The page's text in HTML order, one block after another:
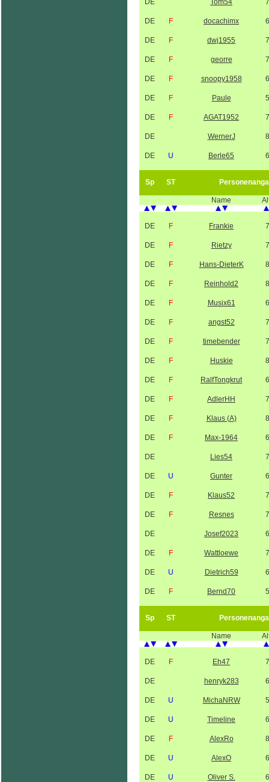
DE Tom54
DE F docachimx
DE F dwj1955
DE F georre
DE F snoopy1958
DE F Paule
DE F AGAT1952
DE WernerJ
DE U Berle65
Sp ST
Name
DE F Frankie
DE F Rietzy
DE F Hans-DieterK
DE F Reinhold2
DE F Musix61
DE F angst52
DE F timebender
DE F Huskie
DE F RalfTongkrut
DE F AdlerHH
DE F Klaus (A)
DE F Max-1964
DE Lies54
DE U Gunter
DE F Klaus52
DE F Resnes
DE Josef2023
DE F Wattloewe
DE U Dietrich59
DE F Bernd70
Sp ST
Name
DE F Eh47
DE henryk283
DE U MichaNRW
DE U Timeline
DE F AlexRo
DE U AlexO
DE U Oliver S.